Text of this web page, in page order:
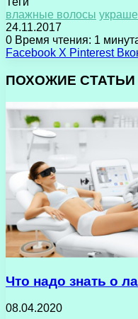
влажные волосы
24.11.2017
0 Время чтения: 1
Facebook X Pinterest
ПОХОЖИЕ СТАТЬИ
Что надо знать о
08.04.2020